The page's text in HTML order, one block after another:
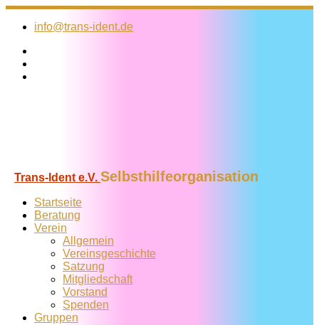
Zum
Inhalt
info@trans-ident.de
Trans-Ident e.V. Selbsthilfeorganisation
Startseite
Beratung
Verein
Allgemein
Vereins­geschichte
Satzung
Mitglied­schaft
Vorstand
Spenden
Gruppen